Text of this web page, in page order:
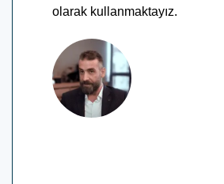
olarak kullanmaktayız.